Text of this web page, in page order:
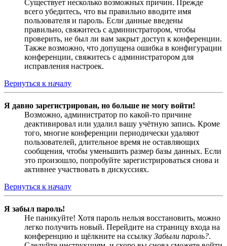
Существует несколько возможных причин. Прежде
всего убедитесь, что вы правильно вводите имя
пользователя и пароль. Если данные введены
правильно, свяжитесь с администратором, чтобы
проверить, не был ли вам закрыт доступ к конференции.
Также возможно, что допущена ошибка в конфигурации
конференции, свяжитесь с администратором для
исправления настроек.
Вернуться к началу
Я давно зарегистрирован, но больше не могу войти!
Возможно, администратор по какой-то причине
деактивировал или удалил вашу учётную запись. Кроме
того, многие конференции периодически удаляют
пользователей, длительное время не оставляющих
сообщения, чтобы уменьшить размер базы данных. Если
это произошло, попробуйте зарегистрироваться снова и
активнее участвовать в дискуссиях.
Вернуться к началу
Я забыл пароль!
Не паникуйте! Хотя пароль нельзя восстановить, можно
легко получить новый. Перейдите на страницу входа на
конференцию и щёлкните на ссылку Забыли пароль?.